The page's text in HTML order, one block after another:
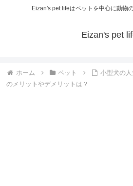
Eizan's pet lifeはペットを中心に動物
Eizan's pet
ホーム ペット
小型犬の
のメリットやデメリットは？